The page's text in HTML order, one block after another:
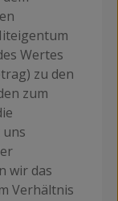
Wertes
zu den
zum
wir das
Verhältnis